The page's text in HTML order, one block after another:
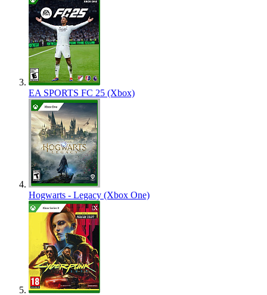
EA SPORTS FC 25 (Xbox)
Hogwarts - Legacy (Xbox One)